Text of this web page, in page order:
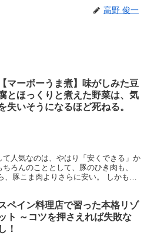
高野 俊一
【マーボーうま煮】味がしみた豆
とほっくりと煮えた野菜は、気
失いそうになるほど死ねる。
人気なのは、やはり「安くできる」か
ろんのこととして、豚のひき肉も、
、豚こま肉よりさらに安い。 しかも豚
ペイン料理店で習った本格リゾ
ト ～コツを押さえれば失敗な
し！